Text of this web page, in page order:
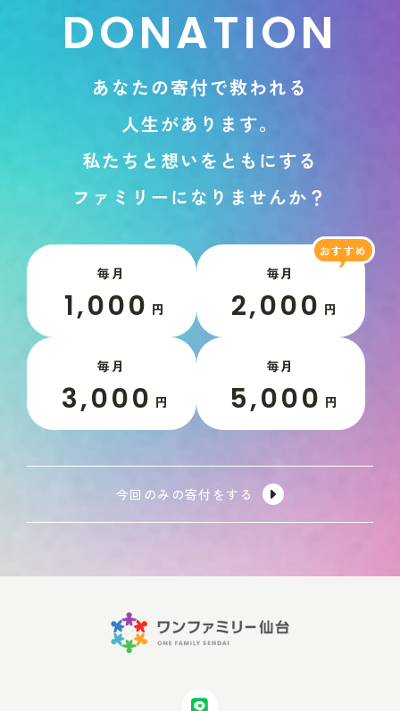
DONATION
あ な たの寄付で救われ る
人生があ り ま す。
私た ち と 想い を と も にする
フ ァ ミ リ ーに な り ま せんか ？
毎月
1,000 円
毎月
2,000 円
毎月
3,000 円
毎月
5,000 円
今回のみの寄付をする